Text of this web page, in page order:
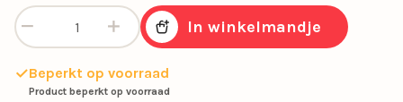
Moderne LED leeslamp vloerlamp antraciet aantal
In winkelmandje
Beperkt op voorraad
Product beperkt op voorraad